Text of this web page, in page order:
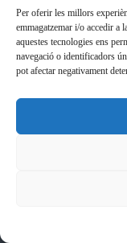
Per oferir les millors
emmagatzemar i/o accedir
aquestes tecnologies ens
navegació o identificadors
pot afectar negativament
Descripció
Roba dona i home.